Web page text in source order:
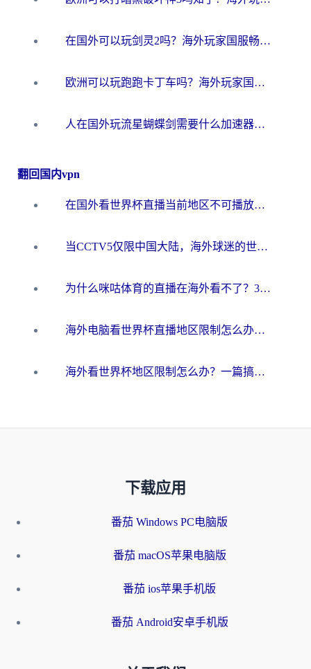
在国外可以玩剑灵2吗？海外玩家国服畅玩终极指南（附永恒之塔明日方舟加速方案）
欧洲可以玩跑跑卡丁车吗？海外玩家国服游戏畅玩终极指南（附QQ炫舞剑网3解决方案）
人在国外玩流星蝴蝶剑需要什么加速器？老玩家亲测的终极解决方案
翻回国内vpn
在国外看世界杯直播当前地区不可播放？海外党必看的回国加速全攻略
当CCTV5仅限中国大陆，海外球迷的世界杯狂欢如何继续？
为什么咪咕体育的直播在海外看不了？3步解决海外看世界杯+抖音地区限制难题
海外电脑看世界杯直播地区限制怎么办？你需要一个聪明的加速器
海外看世界杯地区限制怎么办？一篇搞定咪咕视频播放+国内资源无缝访问指南
下载应用
番茄 Windows PC电脑版
番茄 macOS苹果电脑版
番茄 ios苹果手机版
番茄 Android安卓手机版